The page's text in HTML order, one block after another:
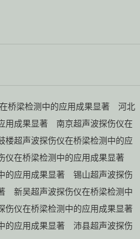
桥梁检测中的应用成果显著
河北
用成果显著
南京超声波探伤仪在
楼超声波探伤仪在桥梁检测中的应
仪在桥梁检测中的应用成果显著
的应用成果显著
锡山超声波探伤
新吴超声波探伤仪在桥梁检测中
伤仪在桥梁检测中的应用成果显著
的应用成果显著
沛县超声波探伤